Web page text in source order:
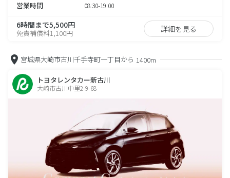
営業時間 08:30-19:00
6時間まで5,500円
免責補償料1,100円 詳細を見る
宮城県大崎市古川千手寺町一丁目から 1400m
トヨタレンタカー新古川
大崎市古川中里2-9-68